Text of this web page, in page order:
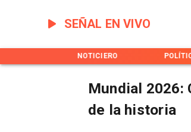
SEÑAL EN VIVO
NOTICIERO
Mundial 2026:
de la historia